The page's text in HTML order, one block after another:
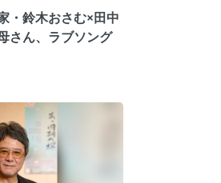
・鈴木おさむ×田中
さん、ラブソング